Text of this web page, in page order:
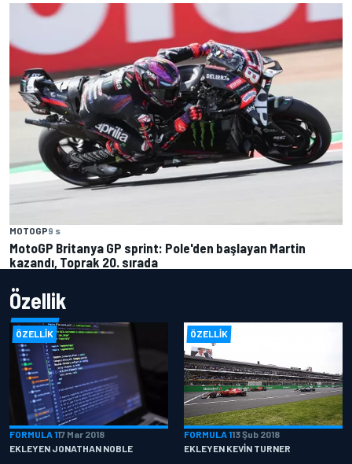
MOTOGP9 s
MotoGP Britanya GP sprint: Pole'den başlayan Martin
kazandı, Toprak 20. sırada
Özellik
ÖZELLIK
FORMULA 117 Mar 2018
EKLEYEN JONATHAN NOBLE
ÖZELLIK
FORMULA 113 Şub 2018
EKLEYEN KEVIN TURNER